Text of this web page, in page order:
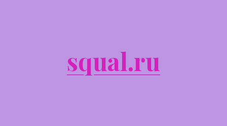
squal.ru